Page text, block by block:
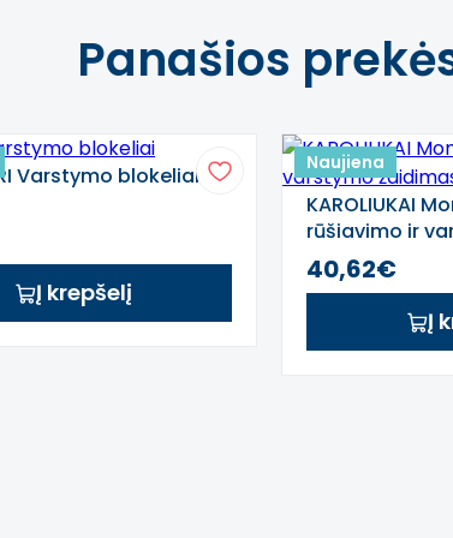
savo tvarką.
ir kokybės reikalavimus, taikomus tokio
Panašios
Varstymo blokeliai
Į krepšelį
Naujiena
KAROLIUKAI
rūšiavimo ir
(104 vnt.)
40,62€
Į